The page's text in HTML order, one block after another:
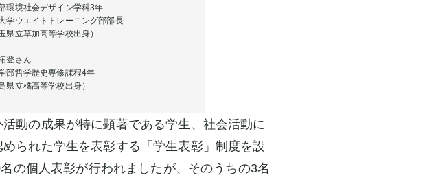
環境社会デザイン学科3年
学ウエイトトレーニング部部長
県立草加高等学校出身）
登さん
部哲学歴史専修課程4年
県立橘高等学校出身）
動の成果が特に顕著である学生、社会活動に
られた学生を表彰する「学生表彰」制度を設
の個人表彰が行われましたが、そのうちの3名